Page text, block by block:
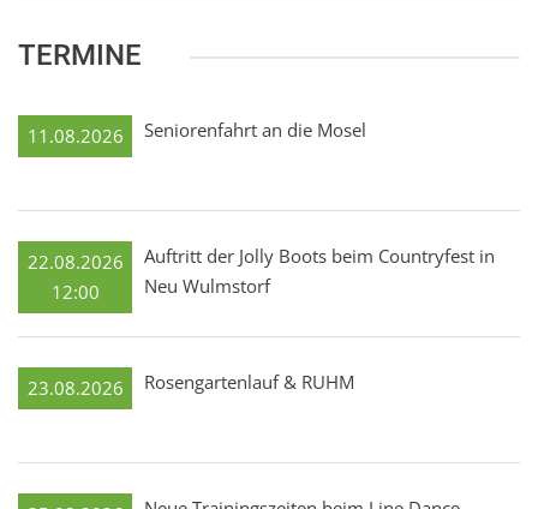
TERMINE
11.08.2026 Seniorenfahrt an die Mosel
22.08.2026
12:00
Auftritt der Jolly Boots beim Countryfest in
Neu Wulmstorf
23.08.2026 Rosengartenlauf & RUHM